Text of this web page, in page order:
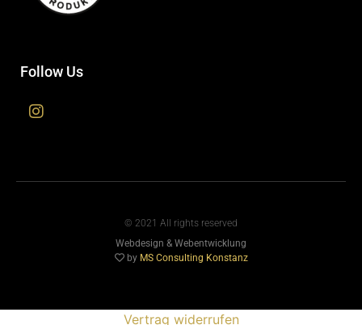
Follow Us
© 2021 All rights reserved
Webdesign & Webentwicklung
by MS Consulting Konstanz
Vertrag widerrufen